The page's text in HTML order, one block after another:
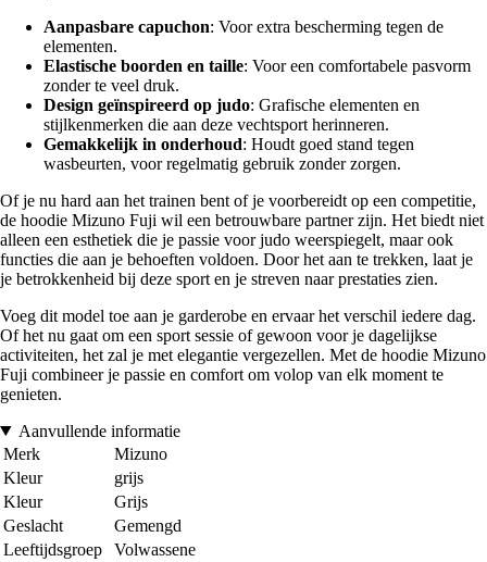
Aanpasbare capuchon: Voor extra bescherming tegen de
elementen.
Elastische boorden en taille: Voor een comfortabele pasvorm
zonder te veel druk.
Design geïnspireerd op judo: Grafische elementen en
stijlkenmerken die aan deze vechtsport herinneren.
Gemakkelijk in onderhoud: Houdt goed stand tegen
wasbeurten, voor regelmatig gebruik zonder zorgen.
Of je nu hard aan het trainen bent of je voorbereidt op een competitie,
de hoodie Mizuno Fuji wil een betrouwbare partner zijn. Het biedt niet
alleen een esthetiek die je passie voor judo weerspiegelt, maar ook
functies die aan je behoeften voldoen. Door het aan te trekken, laat je
je betrokkenheid bij deze sport en je streven naar prestaties zien.
Voeg dit model toe aan je garderobe en ervaar het verschil iedere dag.
Of het nu gaat om een sport sessie of gewoon voor je dagelijkse
activiteiten, het zal je met elegantie vergezellen. Met de hoodie Mizuno
Fuji combineer je passie en comfort om volop van elk moment te
genieten.
Aanvullende informatie
Merk
Mizuno
Kleur
grijs
Kleur
Grijs
Geslacht
Gemengd
Leeftijdsgroep
Volwassene